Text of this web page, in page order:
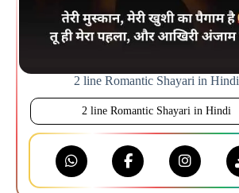
2 line Romantic Shayari in Hindi
2 line Romantic Shayari in Hindi